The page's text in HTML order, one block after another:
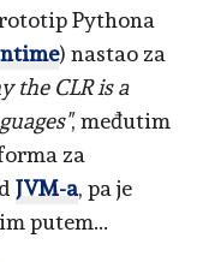
Pythona
) nastao za
the CLR is a
, međutim
za
JVM-a, pa je
putem...